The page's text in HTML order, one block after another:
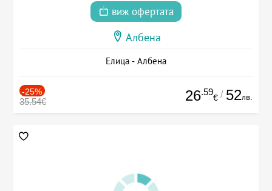
виж офертата
Албена
Елица - Албена
-25%
35.54€ 26.59
€ / 52лв.